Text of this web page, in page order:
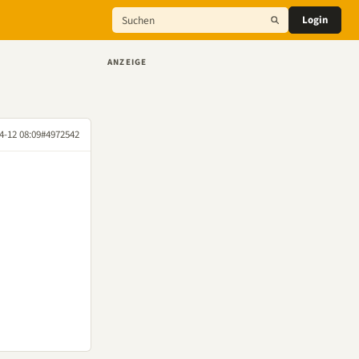
Login
12 08:09#4972542
ANZEIGE